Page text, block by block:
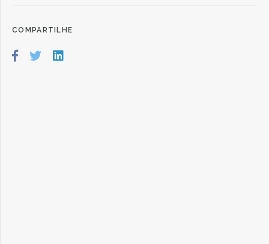
COMPARTILHE